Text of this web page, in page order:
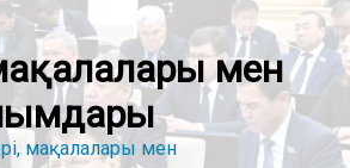
мен
мақалалары мен